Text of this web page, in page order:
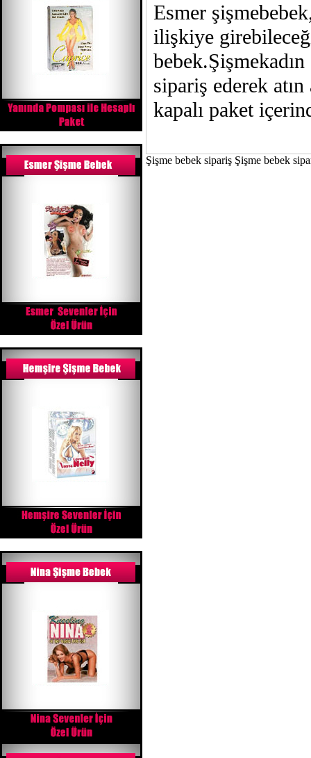
Esmer
ilişkiye
sipariş ederek
kapalı paket
Şişme bebek sipariş Şişme bebek